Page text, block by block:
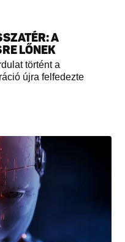
A
LŐNEK
történt a
újra felfedezte